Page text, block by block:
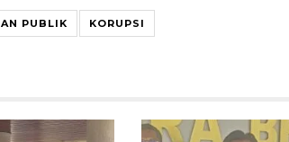
PUBLIK KORUPSI